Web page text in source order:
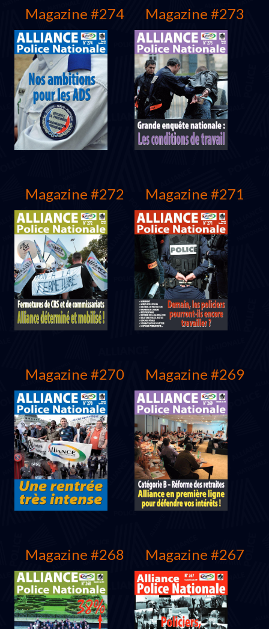
Mars 2012 Décembre 2011
Magazine #274
Septembre 2011
Magazine #273
Juin 2011
Magazine #272
Mars 2011
Magazine #271
Décembre2010
Magazine #270 Magazine #269
Magazine #268 Magazine #267